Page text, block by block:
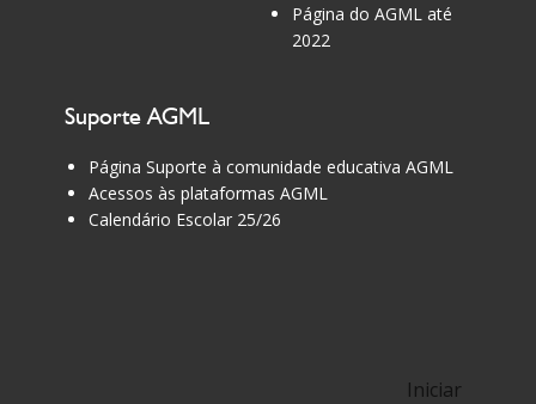
Página do AGML até
2022
Suporte AGML
Página Suporte à comunidade educativa AGML
Acessos às plataformas AGML
Calendário Escolar 25/26
Iniciar